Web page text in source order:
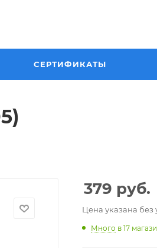
СЕРТИФИКАТЫ
379 руб.
Цена указана без
Много в 17